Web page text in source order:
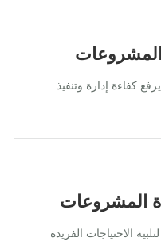
كفاءة إدارة وتنفيذ
المشروعات
الاحتياجات الفريدة